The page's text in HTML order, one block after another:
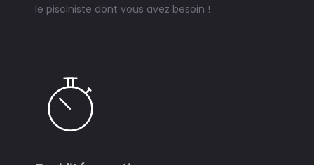
le pisciniste dont vous avez besoin !